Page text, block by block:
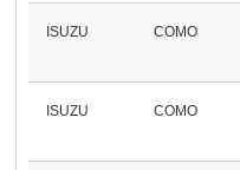
ISUZU COMO
ISUZU COMO